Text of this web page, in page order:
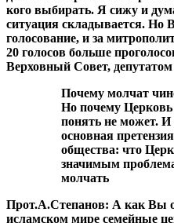
кого выбирать. Я сижу и
ситуация складывается. Но
голосование, и за
20 голосов больше
Верховный Совет,
Почему молчат
Но почему Церковь
понять не может. И
основная
общества: что
значимым
молчать
Прот.А.Степанов: А как Вы
исламском мире семейные